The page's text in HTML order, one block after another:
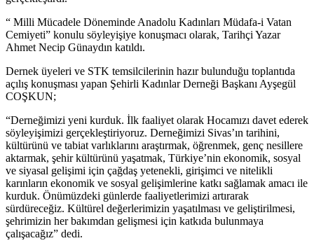
“ Milli Mücadele Döneminde Anadolu Kadınları Müdafa-i Vatan
Cemiyeti” konulu söyleyişiye konuşmacı olarak, Tarihçi Yazar
Ahmet Necip Günaydın katıldı.
Dernek üyeleri ve STK temsilcilerinin hazır bulunduğu toplantıda
açılış konuşması yapan Şehirli Kadınlar Derneği Başkanı Ayşegül
COŞKUN;
“Derneğimizi yeni kurduk. İlk faaliyet olarak Hocamızı davet ederek
söyleyişimizi gerçekleştiriyoruz. Derneğimizi Sivas’ın tarihini,
kültürünü ve tabiat varlıklarını araştırmak, öğrenmek, genç nesillere
aktarmak, şehir kültürünü yaşatmak, Türkiye’nin ekonomik, sosyal
ve siyasal gelişimi için çağdaş yetenekli, girişimci ve nitelikli
karınların ekonomik ve sosyal gelişimlerine katkı sağlamak amacı ile
kurduk. Önümüzdeki günlerde faaliyetlerimizi artırarak
sürdüreceğiz. Kültürel değerlerimizin yaşatılması ve geliştirilmesi,
şehrimizin her bakımdan gelişmesi için katkıda bulunmaya
çalışacağız” dedi.